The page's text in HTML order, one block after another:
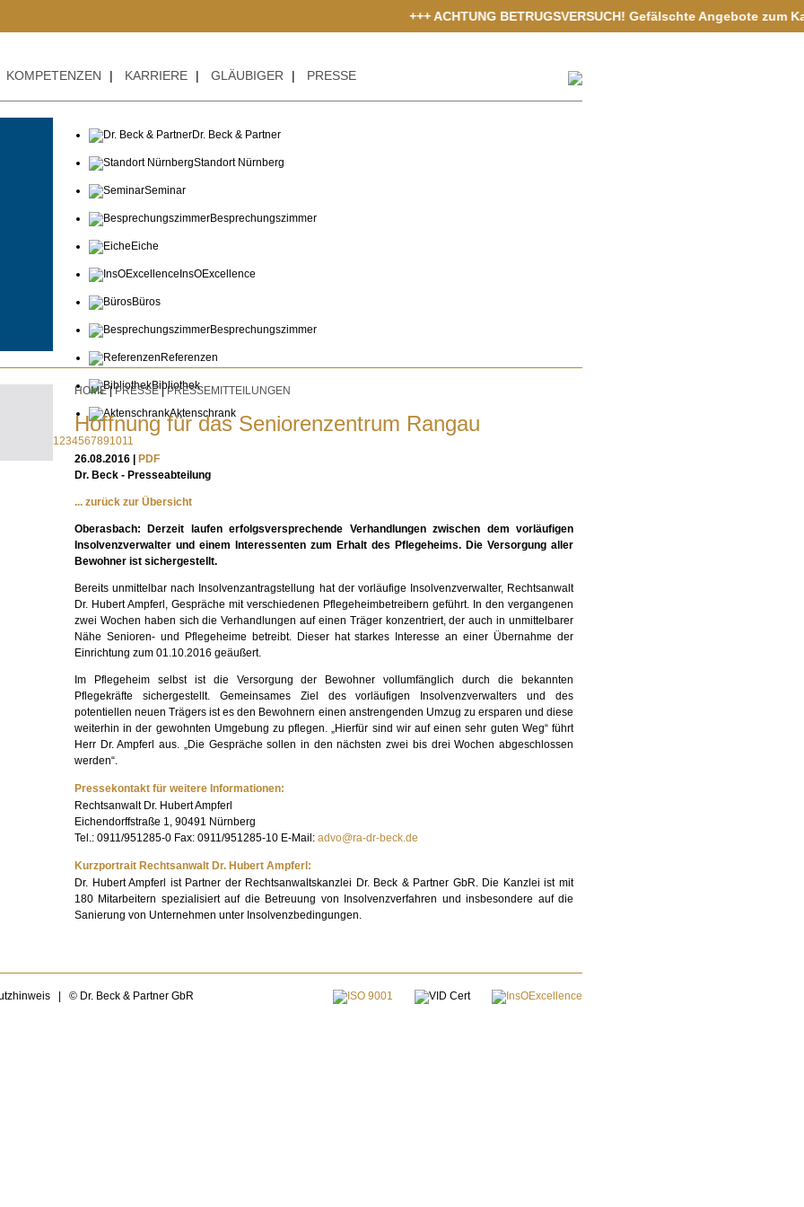
+++ ACHTUNG BETRUGSVERSUCH! Gefälschte Angebote zum
KOMPETENZEN | KARRIERE | GLÄUBIGER | PRESSE
Dr. Beck & Partner
Standort Nürnberg
Seminar
Besprechungszimmer
Eiche
InsOExcellence
Büros
Besprechungszimmer
Referenzen
Bibliothek
Aktenschrank
1234567891011
HOME|PRESSE|PRESSEMITTEILUNGEN
Hoffnung für das Seniorenzentrum Rangau
26.08.2016 |
PDF
Dr. Beck - Presseabteilung
... zurück zur Übersicht
Oberasbach: Derzeit laufen erfolgsversprechende Verhandlungen zwischen dem vorläufigen
Insolvenzverwalter und einem Interessenten zum Erhalt des Pflegeheims. Die Versorgung aller
Bewohner ist sichergestellt.
Bereits unmittelbar nach Insolvenzantragstellung hat der vorläufige Insolvenzverwalter, Rechtsanwalt
Dr. Hubert Ampferl, Gespräche mit verschiedenen Pflegeheimbetreibern geführt. In den vergangenen
zwei Wochen haben sich die Verhandlungen auf einen Träger konzentriert, der auch in unmittelbarer
Nähe Senioren- und Pflegeheime betreibt. Dieser hat starkes Interesse an einer Übernahme der
Einrichtung zum 01.10.2016 geäußert.
Im Pflegeheim selbst ist die Versorgung der Bewohner vollumfänglich durch die bekannten
Pflegekräfte sichergestellt. Gemeinsames Ziel des vorläufigen Insolvenzverwalters und des
potentiellen neuen Trägers ist es den Bewohnern einen anstrengenden Umzug zu ersparen und diese
weiterhin in der gewohnten Umgebung zu pflegen. „Hierfür sind wir auf einen sehr guten Weg“ führt
Herr Dr. Ampferl aus. „Die Gespräche sollen in den nächsten zwei bis drei Wochen abgeschlossen
werden“.
Pressekontakt für weitere Informationen:
Rechtsanwalt Dr. Hubert Ampferl
Eichendorffstraße 1, 90491 Nürnberg
Tel.: 0911/951285-0 Fax: 0911/951285-10 E-Mail: advo@ra-dr-beck.de
Kurzportrait Rechtsanwalt Dr. Hubert Ampferl:
Dr. Hubert Ampferl ist Partner der Rechtsanwaltskanzlei Dr. Beck & Partner GbR. Die Kanzlei ist mit
180 Mitarbeitern spezialisiert auf die Betreuung von Insolvenzverfahren und insbesondere auf die
Sanierung von Unternehmen unter Insolvenzbedingungen.
© Dr. Beck & Partner GbR